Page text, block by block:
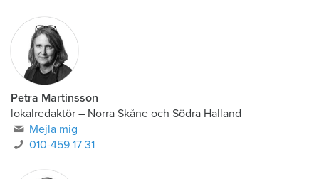
Petra Martinsson
lokalredaktör – Norra Skåne och Södra Halland
Mejla mig
010-459 17 31